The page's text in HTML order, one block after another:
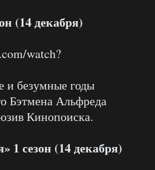
(14 декабря)
watch?
и безумные годы
Бэтмена Альфреда
Кинопоиска.
1 сезон (14 декабря)